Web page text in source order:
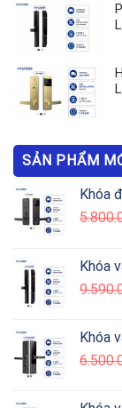
SẢN PHẨM
Khóa
Khóa
Khóa